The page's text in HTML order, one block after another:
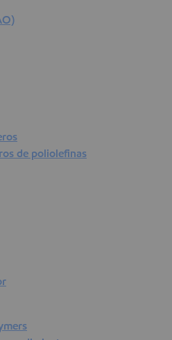
de poliolefinas